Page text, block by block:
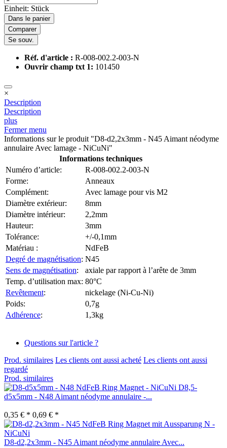
Einheit: Stück
Dans le panier
Comparer
Se souv.
Réf. d'article : R-008-002.2-003-N
Ouvrir champ txt 1: 101450
×
Description
Description
plus
Fermer menu
Informations sur le produit "D8-d2,2x3mm - N45 Aimant néodyme
annulaire Avec lamage - NiCuNi"
Informations techniques
Numéro d’article:
R-008-002.2-003-N
Forme:
Anneaux
Complément:
Avec lamage pour vis M2
Diamètre extérieur:
8mm
Diamètre intérieur:
2,2mm
Hauteur:
3mm
Tolérance:
+/-0,1mm
Matériau :
NdFeB
Degré de magnétisation: N45
Sens de magnétisation:
axiale par rapport à l’arête de 3mm
Temp. d’utilisation max: 80°C
Revêtement:
nickelage (Ni-Cu-Ni)
Poids:
0,7g
Adhérence: 1,3kg
Questions sur l'article ?
Prod. similaires Les clients ont aussi acheté Les clients ont aussi
regardé
Prod. similaires
D8,5-
d5x5mm - N48 Aimant néodyme annulaire -...
0,35 € * 0,69 € *
D8-d2,2x3mm - N45 Aimant néodyme annulaire Avec...